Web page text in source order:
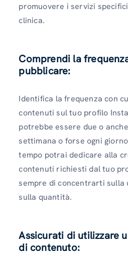
promuovere i servizi
clinica.
Comprendi la
pubblicare:
Identifica la frequenza con
contenuti sul tuo profilo
potrebbe essere due o
settimana o forse ogni
tempo potrai dedicare alla
contenuti richiesti dal tuo
sempre di concentrarti sulla
sulla quantità.
Assicurati di utilizzare
di contenuto: